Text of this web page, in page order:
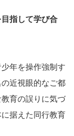
指して学び合
年を操作強制す
近視眼的なご都
育の誤りに気づ
据えた同行教育